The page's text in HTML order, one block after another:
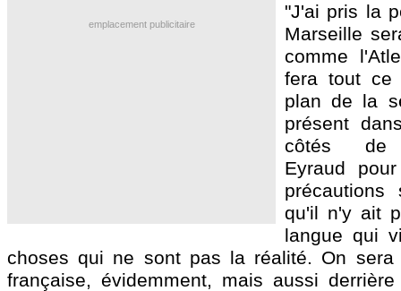
emplacement publicitaire
"J'ai pris la
Marseille
comme
fera tout
plan de la
présent
côtés de
Eyraud
qu'il n'y ait
langue qui
choses qui ne sont pas la réalité. On sera
française, évidemment, mais aussi